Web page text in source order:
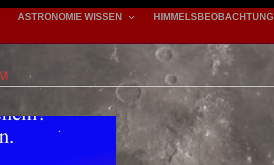
ASTRONOMIE WISSEN HIMMELSBEOBACHTUNG